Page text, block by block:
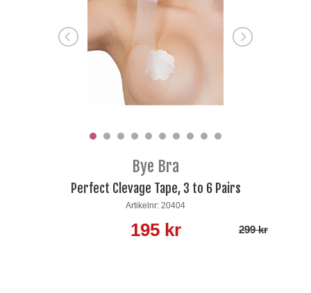
Bye Bra
Perfect Clevage Tape, 3 to 6 Pairs
Artikelnr: 20404
195 kr 299 kr